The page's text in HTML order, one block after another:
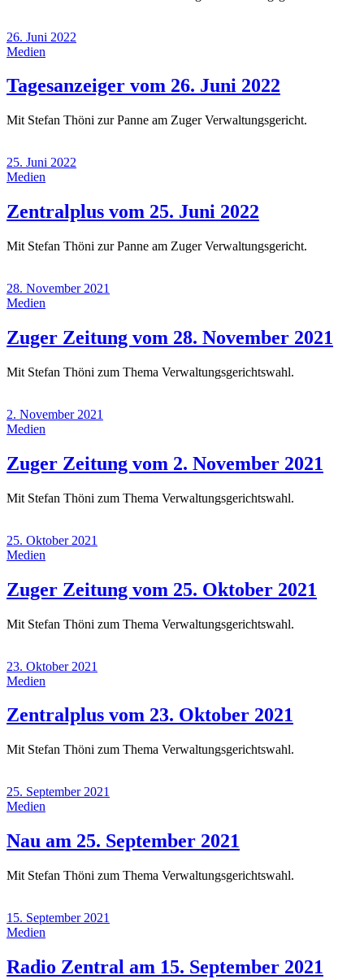
26. Juni 2022
Medien
Tagesanzeiger vom 26. Juni 2022
2022)
Mit Stefan Thöni zur Panne am Zuger Verwaltungsgericht.
25. Juni 2022
Medien
Zentralplus vom 25. Juni 2022
2022)
Mit Stefan Thöni zur Panne am Zuger Verwaltungsgericht.
28. November 2021
Medien
Zuger Zeitung vom 28. November 2021
Mit Stefan Thöni zum Thema Verwaltungsgerichtswahl.
2. November 2021
Medien
Zuger Zeitung vom 2. November 2021
Mit Stefan Thöni zum Thema Verwaltungsgerichtswahl.
25. Oktober 2021
Medien
Zuger Zeitung vom 25. Oktober 2021
Mit Stefan Thöni zum Thema Verwaltungsgerichtswahl.
23. Oktober 2021
Medien
Zentralplus vom 23. Oktober 2021
2021)
Mit Stefan Thöni zum Thema Verwaltungsgerichtswahl.
25. September 2021
Medien
Nau am 25. September 2021
2021)
Mit Stefan Thöni zum Thema Verwaltungsgerichtswahl.
15. September 2021
Medien
Radio Zentral am 15. September 2021